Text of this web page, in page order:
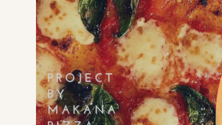
アート・写真
テクノロジー・ガジェット
映像・映画
ビジネス・起業
まちづくり・地域活性化